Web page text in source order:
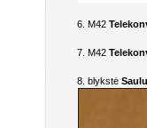
6. M42
7. M42
8. blykstė